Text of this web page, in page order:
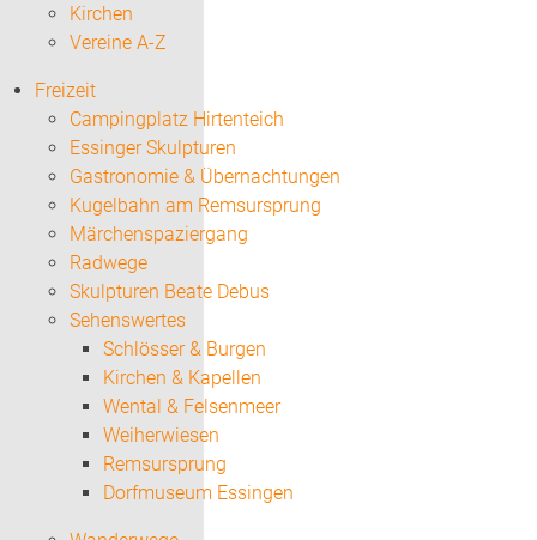
Kirchen
Vereine A-Z
Freizeit
Campingplatz Hirtenteich
Essinger Skulpturen
Gastronomie & Übernachtungen
Kugelbahn am Remsursprung
Märchenspaziergang
Radwege
Skulpturen Beate Debus
Sehenswertes
Schlösser & Burgen
Kirchen & Kapellen
Wental & Felsenmeer
Weiherwiesen
Remsursprung
Dorfmuseum Essingen